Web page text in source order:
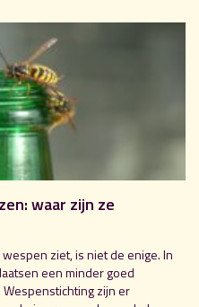
waar zijn ze
ziet, is niet de enige. In
een minder goed
zijn er